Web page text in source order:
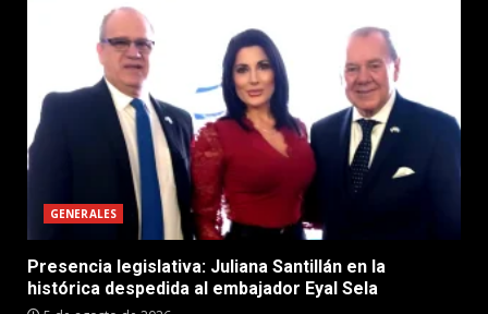
GENERALES
Presencia legislativa: Juliana Santillán en la
histórica despedida al embajador Eyal Sela